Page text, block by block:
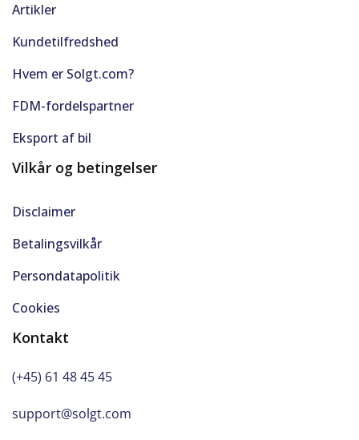
Artikler
Kundetilfredshed
Hvem er Solgt.com?
FDM-fordelspartner
Eksport af bil
Vilkår og betingelser
Disclaimer
Betalingsvilkår
Persondatapolitik
Cookies
Kontakt
(+45) 61 48 45 45
support@solgt.com